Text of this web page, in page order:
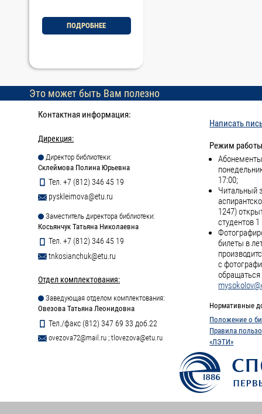
ПОДРОБНЕЕ
Это может быть Вам полезно
Контактная информация:
Дирекция:
Директор библиотеки:
Склеймова Полина Юрьевна
Тел. +7 (812) 346 45 19
pyskleimova@etu.ru
Заместитель директора библиотеки:
Косьянчук Татьяна Николаевна
Тел. +7 (812) 346 45 19
tnkosianchuk@etu.ru
Отдел комплектования:
Заведующая отделом комплектования:
Овезова Татьяна Леонидовна
Тел./факс (812) 347 69 33 доб.22
ovezova72@mail.ru ; tlovezova@etu.ru
Написать
Режим
17:00;
Читальный
1247)
студентов
билеты в
с
обращаться
Нормативные
Положение о
Правила
«ЛЭТИ»